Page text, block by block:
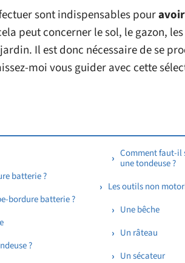
sont indispensables pour
peut concerner le sol, le gazon,
Il est donc nécessaire de se
moi vous guider avec cette
batterie ?
bordure batterie ?
?
Comment faut-il
une tondeuse ?
Les outils non
Une bêche
Un râteau
Un sécateur